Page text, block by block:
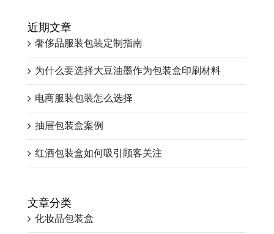
近期文章
奢侈品服装包装定制指南
为什么要选择大豆油墨作为包装盒印刷材料
电商服装包装怎么选择
抽屉包装盒案例
红酒包装盒如何吸引顾客关注
文章分类
化妆品包装盒